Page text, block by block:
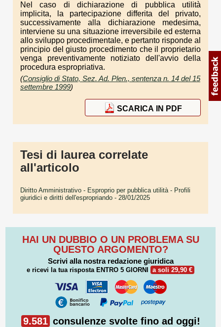
Nel caso di dichiarazione di pubblica utilità
implicita, la partecipazione differita del privato,
successivamente alla dichiarazione medesima,
interviene su una situazione irreversibile ed esterna
allo sviluppo procedimentale, e pertanto risponde al
principio del giusto procedimento che il proprietario
venga preventivamente notiziato dell'avvio della
procedura espropriativa.
(Consiglio di Stato, Sez. Ad. Plen., sentenza n. 14 del 15
settembre 1999)
SCARICA IN PDF
Tesi di laurea correlate
all'articolo
Diritto Amministrativo - Esproprio per pubblica utilità - Profili
giuridici e diritti dell'espropriando - 28/01/2025
HAI UN DUBBIO O UN PROBLEMA SU
QUESTO ARGOMENTO?
Scrivi alla nostra redazione giuridica
e ricevi la tua risposta ENTRO 5 GIORNI a soli 29,90 €
9.581 consulenze svolte fino ad oggi!